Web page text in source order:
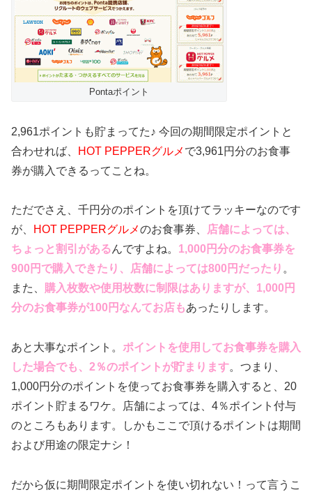
Pontaポイント
2,961ポイントも貯まってた♪ 今回の期間限定ポイントと
合わせれば、
HOT PEPPERグルメ で3,961円分のお食事
券が購入できるってことね。
ただでさえ、千円分のポイントを頂けてラッキーなのです
が、
HOT PEPPERグルメのお食事券、 店舗によっては、
ちょっと割引があるんですよね。 1,000円分のお食事券を
900円で購入できたり、店舗によっては800円だったり 。
また、
購入枚数や使用枚数に制限はありますが、1,000円
分のお食事券が100円なんてお店もあったりします。
あと大事なポイント。 ポイントを使用してお食事券を購入
した場合でも、2％のポイントが貯まります。つまり、
1,000円分のポイントを使ってお食事券を購入すると、20
ポイント貯まるワケ。店舗によっては、4％ポイント付与
のところもあります。しかもここで頂けるポイントは期間
および用途の限定ナシ！
だから仮に期間限定ポイントを使い切れない！って言うこ